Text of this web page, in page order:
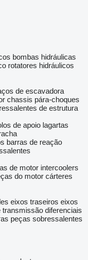
bombas hidráulicas
rotatores hidráulicos
de escavadora
chassis pára-choques
de estrutura
de apoio lagartas
barras de reação
de motor intercoolers
do motor cárteres
eixos traseiros eixos
transmissão diferenciais
peças sobressalentes